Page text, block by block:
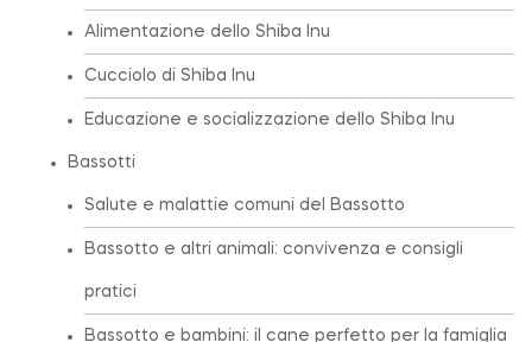
Alimentazione dello Shiba Inu
Cucciolo di Shiba Inu
Educazione e socializzazione dello Shiba Inu
Bassotti
Salute e malattie comuni del Bassotto
Bassotto e altri animali: convivenza e consigli
pratici
Bassotto e bambini: il cane perfetto per la famiglia